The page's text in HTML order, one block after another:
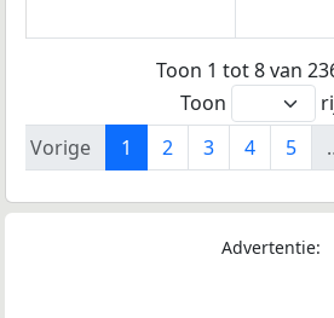
Toon 1 tot 8 van
Toon
Vorige
1 2 3 4 5
Advertentie: